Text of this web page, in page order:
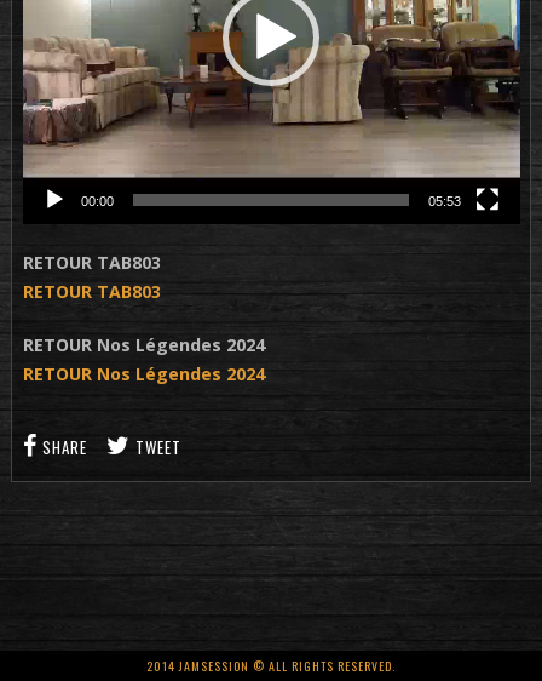
00:00 05:53
RETOUR TAB803
RETOUR TAB803
RETOUR Nos Légendes 2024
RETOUR Nos Légendes 2024
SHARE TWEET
2014 JAMSESSION © ALL RIGHTS RESERVED.